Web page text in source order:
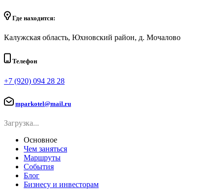
Где находится:
Калужская область, Юхновский район, д. Мочалово
Телефон
+7 (920) 094 28 28
mparkotel@mail.ru
Загрузка...
Основное
Чем заняться
Маршруты
События
Блог
Бизнесу и инвесторам